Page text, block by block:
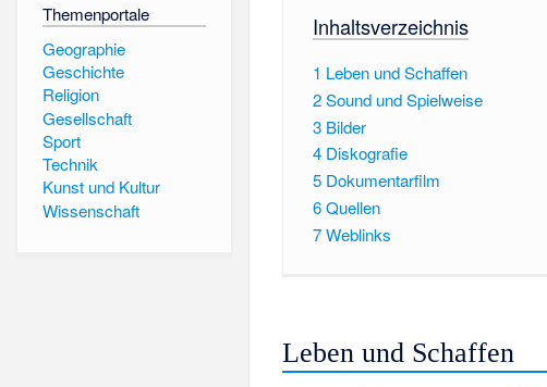
Themenportale
Geographie
Geschichte
Religion
Gesellschaft
Sport
Technik
Kunst und Kultur
Wissenschaft
Inhaltsverzeichnis
1 Leben und Schaffen
2Sound und Spielweise
3 Bilder
4 Diskografie
5 Dokumentarfilm
6Quellen
7Weblinks
Leben und Schaffen